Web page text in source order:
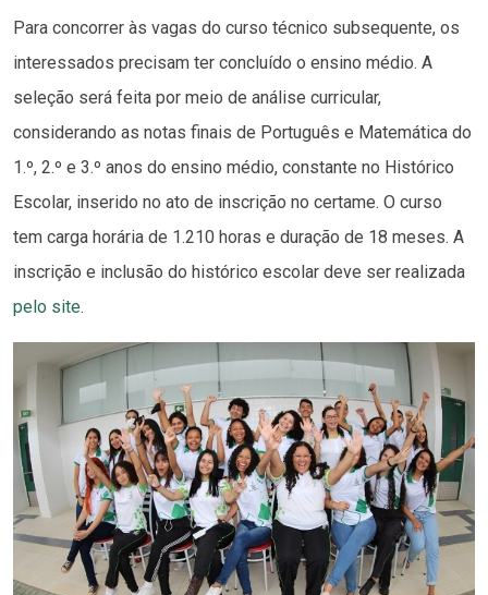
Para concorrer às vagas do curso técnico subsequente, os
interessados precisam ter concluído o ensino médio. A
seleção será feita por meio de análise curricular,
considerando as notas finais de Português e Matemática do
1.º, 2.º e 3.º anos do ensino médio, constante no Histórico
Escolar, inserido no ato de inscrição no certame. O curso
tem carga horária de 1.210 horas e duração de 18 meses. A
inscrição e inclusão do histórico escolar deve ser realizada
pelo site.